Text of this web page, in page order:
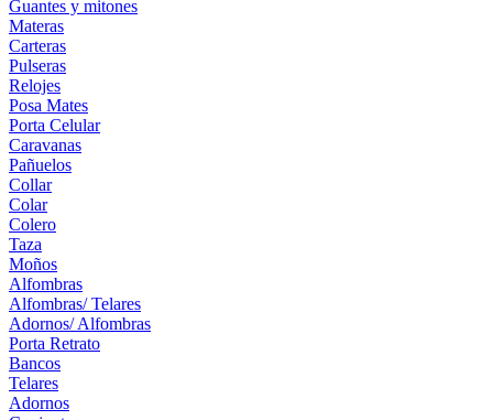
Guantes y mitones
Materas
Carteras
Pulseras
Relojes
Posa Mates
Porta Celular
Caravanas
Pañuelos
Collar
Colar
Colero
Taza
Moños
Alfombras
Alfombras/ Telares
Adornos/ Alfombras
Porta Retrato
Bancos
Telares
Adornos